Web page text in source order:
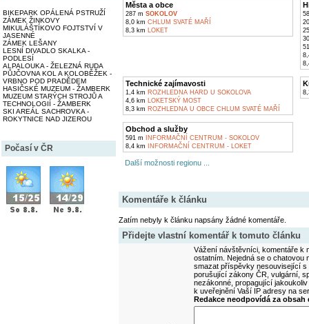
BIKEPARK OPÁLENÁ PSTRUŽÍ
ZÁMEK ŽINKOVY
MIKULÁŠTÍKOVO FOJTSTVÍ V
JASENNÉ
ZÁMEK LEŠANY
LESNÍ DIVADLO SKALKA -
PODLESÍ
ALPALOUKA - ŽELEZNÁ RUDA
PŮJČOVNA KOL A KOLOBĚŽEK -
VRBNO POD PRADĚDEM
HASIČSKÉ MUZEUM - ŽAMBERK
MUZEUM STARÝCH STROJŮ A
TECHNOLOGIÍ - ŽAMBERK
SKI AREÁL SACHROVKA -
ROKYTNICE NAD JIZEROU
Počasí v ČR
Města a obce
287 m SOKOLOV
8,0 km CHLUM SVATÉ MAŘÍ
8,3 km LOKET
Technické zajímavosti
1,4 km ROZHLEDNA HARD U SOKOLOVA
4,6 km LOKETSKÝ MOST
8,3 km ROZHLEDNA U OBCE CHLUM SVATÉ MAŘÍ
Obchod a služby
591 m INFORMAČNÍ CENTRUM - SOKOLOV
8,4 km INFORMAČNÍ CENTRUM - LOKET
Další možnosti regionu ...
Komentáře k článku
Zatím nebyly k článku napsány žádné komentáře.
Přidejte vlastní komentář k tomuto článku
Vážení návštěvníci, komentáře k
ostatním. Nejedná se o
smazat příspěvky nesouvisející
porušující zákony ČR, vulgární,
nezákonné, propagující
k uveřejnění Vaší IP adresy na
Redakce neodpovídá za